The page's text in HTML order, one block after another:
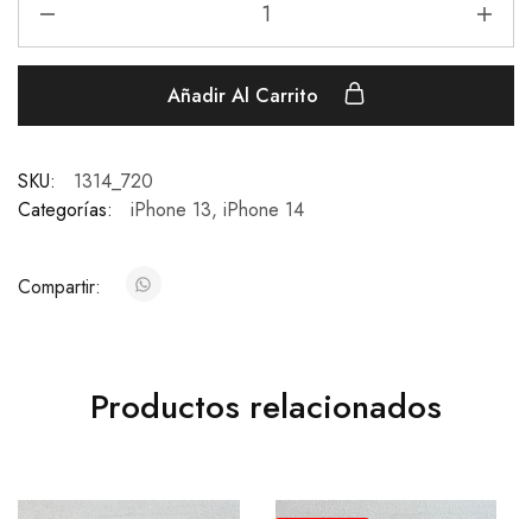
Añadir Al Carrito
SKU:
1314_720
Categorías:
iPhone 13, iPhone 14
Compartir:
Productos relacionados